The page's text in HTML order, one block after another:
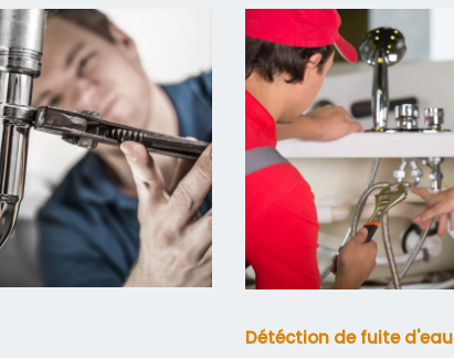
Détéction de fuite d'eau